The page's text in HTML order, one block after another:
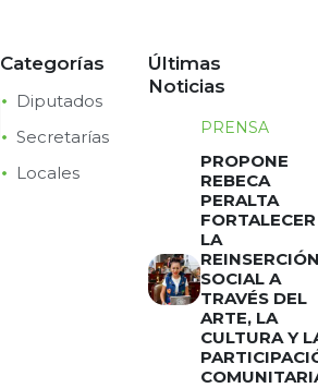
Categorías
Diputados
Secretarías
Locales
Últimas
Noticias
PRENSA
PROPONE
REBECA
PERALTA
FORTALECER
LA
SOCIAL A
TRAVÉS DEL
ARTE, LA
CULTURA Y